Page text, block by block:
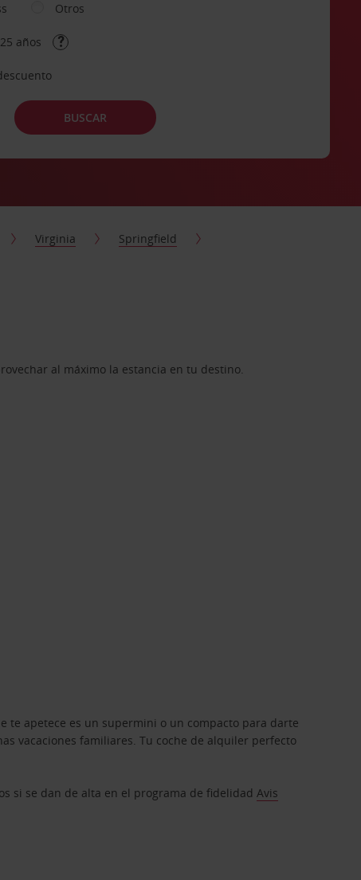
Otros
años
BUSCAR
Virginia
Springfield
al máximo la estancia en tu destino.
te apetece es un supermini o un compacto para darte
vacaciones familiares. Tu coche de alquiler perfecto
si se dan de alta en el programa de fidelidadAvis